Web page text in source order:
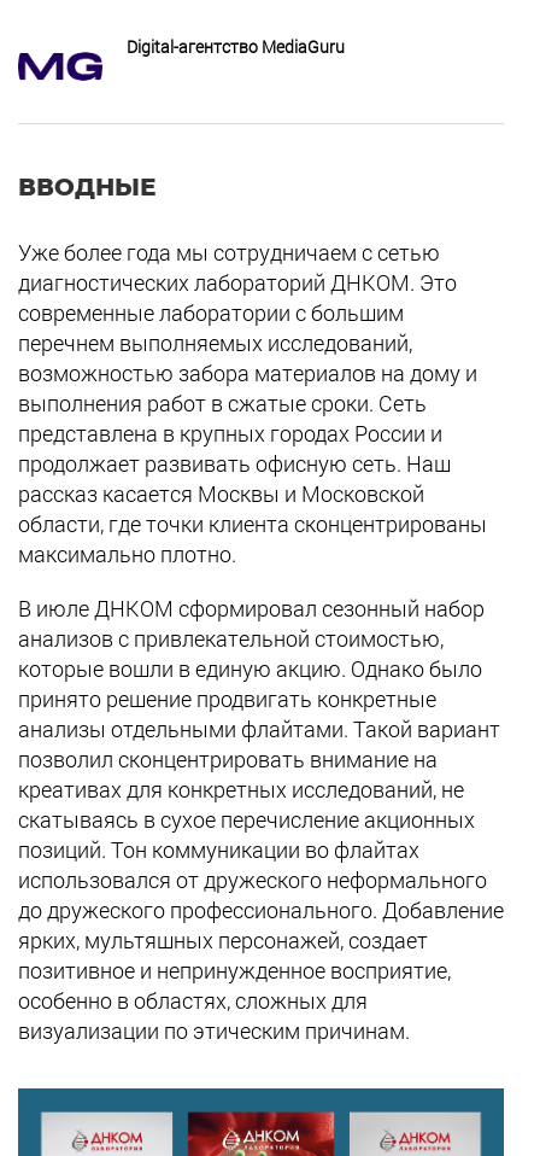
Digital-агентство MediaGuru
ВВОДНЫЕ
Уже более года мы сотрудничаем с сетью
диагностических лабораторий ДНКОМ. Это
современные лаборатории с большим
перечнем выполняемых исследований,
возможностью забора материалов на дому и
выполнения работ в сжатые сроки. Сеть
представлена в крупных городах России и
продолжает развивать офисную сеть. Наш
рассказ касается Москвы и Московской
области, где точки клиента сконцентрированы
максимально плотно.
В июле ДНКОМ сформировал сезонный набор
анализов с привлекательной стоимостью,
которые вошли в единую акцию. Однако было
принято решение продвигать конкретные
анализы отдельными флайтами. Такой вариант
позволил сконцентрировать внимание на
креативах для конкретных исследований, не
скатываясь в сухое перечисление акционных
позиций. Тон коммуникации во флайтах
использовался от дружеского неформального
до дружеского профессионального. Добавление
ярких, мультяшных персонажей, создает
позитивное и непринужденное восприятие,
особенно в областях, сложных для
визуализации по этическим причинам.